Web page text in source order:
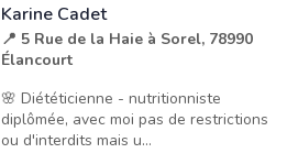
Karine Cadet
📍 5 Rue de la Haie à Sorel, 78990
Élancourt
🌸 Diététicienne - nutritionniste
diplômée, avec moi pas de restrictions
ou d'interdits mais u...